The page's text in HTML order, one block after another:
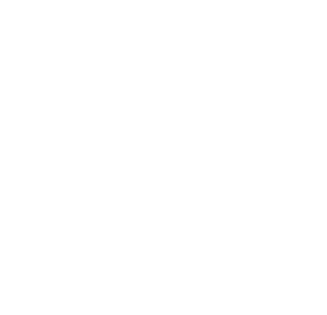
and website in this browser for